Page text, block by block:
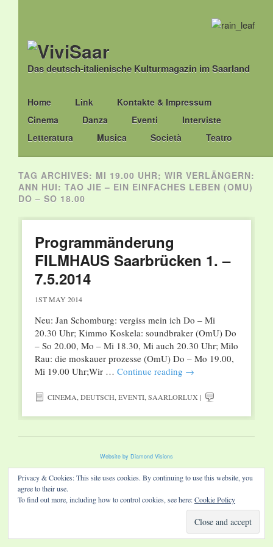
Das deutsch-italienische Kulturmagazin im Saarland
Main menu
Skip
to
content
Home Link
Kontakte & Impressum
Cinema
Danza Eventi
Interviste
Letteratura
Musica Società Teatro
TAG ARCHIVES: MI 19.00 UHR; WIR VERLÄNGERN:
ANN HUI: TAO JIE – EIN EINFACHES LEBEN (OMU)
DO – SO 18.00
Programmänderung
FILMHAUS Saarbrücken 1. –
7.5.2014
1ST MAY 2014
Neu: Jan Schomburg: vergiss mein ich Do – Mi
20.30 Uhr; Kimmo Koskela: soundbraker (OmU) Do
– So 20.00, Mo – Mi 18.30, Mi auch 20.30 Uhr; Milo
Rau: die moskauer prozesse (OmU) Do – Mo 19.00,
Mi 19.00 Uhr;Wir … Continue reading →
CINEMA,DEUTSCH,EVENTI,SAARLORLUX |
Website by Diamond Visions
Privacy & Cookies: This site uses cookies. By continuing to use this website, you
agree to their use.
To find out more, including how to control cookies, see here:Cookie Policy